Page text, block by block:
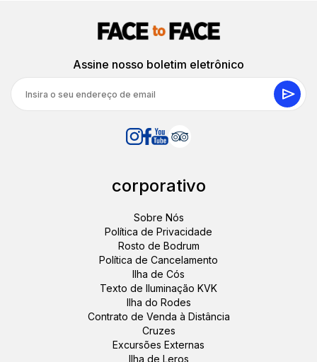
Assine nosso boletim eletrônico
corporativo
Sobre Nós
Política de Privacidade
Rosto de Bodrum
Política de Cancelamento
Ilha de Cós
Texto de Iluminação KVK
Ilha do Rodes
Contrato de Venda à Distância
Cruzes
Excursões Externas
Ilha de Leros